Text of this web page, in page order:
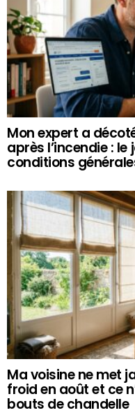
Mon expert a
après l’incendie : le
conditions
Ma voisine ne met
froid en août et ce
bouts de chandelle